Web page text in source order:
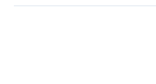
ΑΦΜ